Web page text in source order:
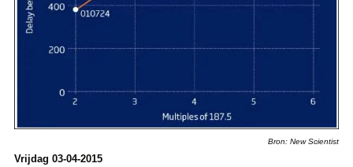
Bron: New Scientist
Vrijdag 03-04-2015